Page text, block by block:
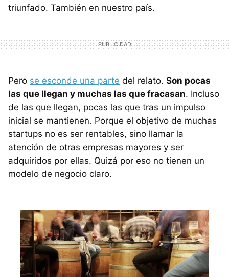
triunfado. También en nuestro país.
Pero se esconde una parte del relato. Son pocas
las que llegan y muchas las que fracasan. Incluso
de las que llegan, pocas las que tras un impulso
inicial se mantienen. Porque el objetivo de muchas
startups no es ser rentables, sino llamar la
atención de otras empresas mayores y ser
adquiridos por ellas. Quizá por eso no tienen un
modelo de negocio claro.